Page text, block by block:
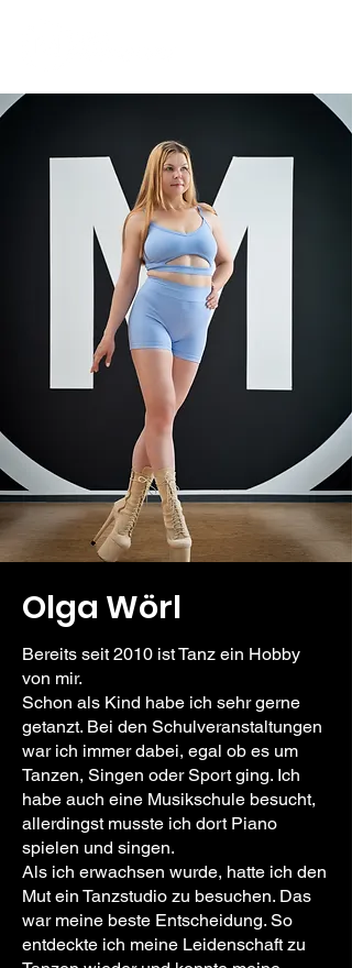
Olga Wörl
Bereits seit 2010 ist Tanz ein Hobby
von mir.
Schon als Kind habe ich sehr gerne
getanzt. Bei den Schulveranstaltungen
war ich immer dabei, egal ob es um
Tanzen, Singen oder Sport ging. Ich
habe auch eine Musikschule besucht,
allerdingst musste ich dort Piano
spielen und singen.
Als ich erwachsen wurde, hatte ich den
Mut ein Tanzstudio zu besuchen. Das
war meine beste Entscheidung. So
entdeckte ich meine Leidenschaft zu